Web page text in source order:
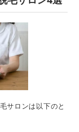
サロンは以下のと